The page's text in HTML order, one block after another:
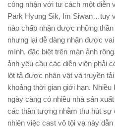
công nhận với tư cách một diễn
Park Hyung Sik, Im Siwan…tuy
nào chấp nhận được những
nhưng lại dễ dàng nhận được
mình, đặc biệt trên màn ảnh
ảnh yêu cầu các diễn viên phải
lột tả được nhân vật và truyền
khoảng thời gian giới hạn. Nhiều
ngày càng có nhiều nhà sản
các thần tượng nhằm thu hút
nhiên việc cast vô tội vạ này